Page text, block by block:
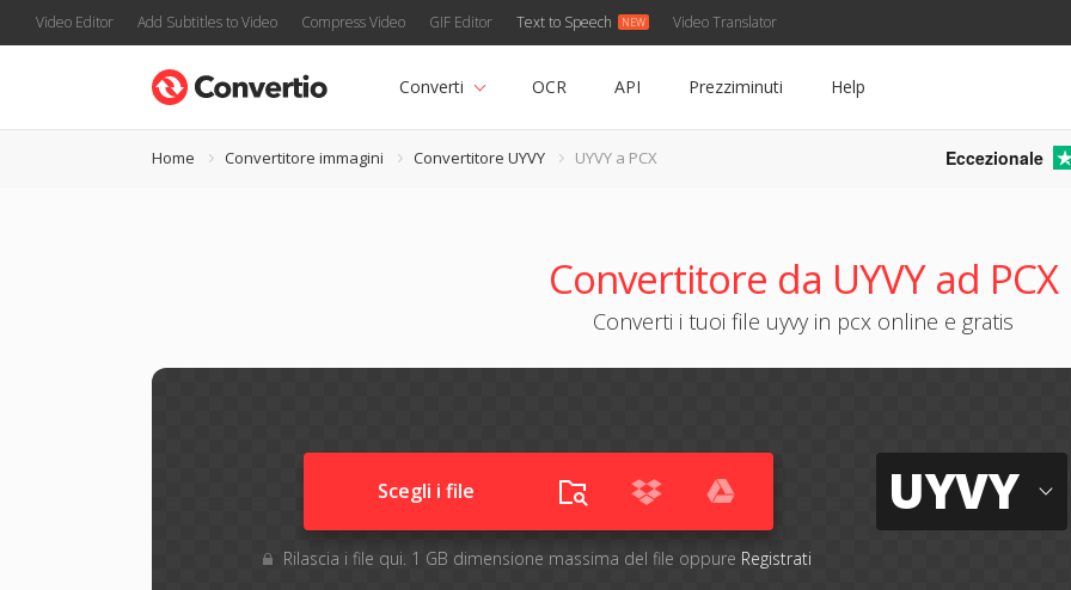
Video Editor Add Subtitles to Video Compress Video GIF Editor Text to Speech Video Translator
Converti OCR API Prezziminuti Help
Home Convertitore immagini Convertitore UYVY UYVY a PCX Eccezionale
Convertitore da UYVY ad PCX
Converti i tuoi file uyvy in pcx online e gratis
Scegli i file
Rilascia i file qui. 1 GB dimensione massima del file oppure Registrati
UYVY